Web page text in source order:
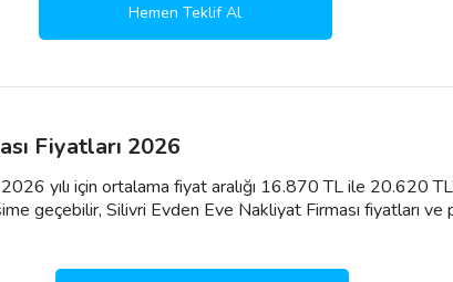
Hemen Teklif Al
Fiyatları 2026
yılı için ortalama fiyat aralığı 16.870 TL ile 20.620
geçebilir, Silivri Evden Eve Nakliyat Firması fiyatları ve